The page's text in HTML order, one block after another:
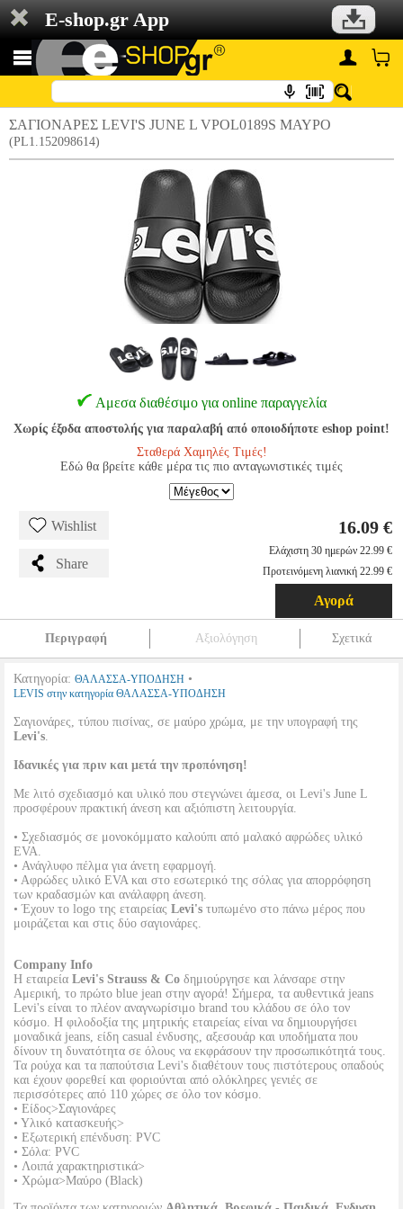
E-shop.gr App
ΣΑΓΙΟΝΑΡΕΣ LEVI'S JUNE L VPOL0189S ΜΑΥΡΟ
(PL1.152098614)
Αμεσα διαθέσιμο για online παραγγελία
Χωρίς έξοδα αποστολής για παραλαβή από οποιοδήποτε eshop point!
Σταθερά Χαμηλές Τιμές!
Εδώ θα βρείτε κάθε μέρα τις πιο ανταγωνιστικές τιμές
Wishlist
Share
16.09 €
Ελάχιστη 30 ημερών 22.99 €
Προτεινόμενη λιανική 22.99 €
Αγορά
Περιγραφή Αξιολόγηση Σχετικά
Κατηγορία: ΘΑΛΑΣΣΑ-ΥΠΟΔΗΣΗ •
LEVIS στην κατηγορία ΘΑΛΑΣΣΑ-ΥΠΟΔΗΣΗ
Σαγιονάρες, τύπου πισίνας, σε μαύρο χρώμα, με την υπογραφή της
Levi's.
Ιδανικές για πριν και μετά την προπόνηση!
Με λιτό σχεδιασμό και υλικό που στεγνώνει άμεσα, οι Levi's June L
προσφέρουν πρακτική άνεση και αξιόπιστη λειτουργία.
• Σχεδιασμός σε μονοκόμματο καλούπι από μαλακό αφρώδες υλικό
EVA.
• Ανάγλυφο πέλμα για άνετη εφαρμογή.
• Αφρώδες υλικό EVA και στο εσωτερικό της σόλας για απορρόφηση
των κραδασμών και ανάλαφρη άνεση.
• Έχουν το logo της εταιρείας Levi's τυπωμένο στο πάνω μέρος που
μοιράζεται και στις δύο σαγιονάρες.
Company Info
Η εταιρεία Levi's Strauss & Co δημιούργησε και λάνσαρε στην
Αμερική, το πρώτο blue jean στην αγορά! Σήμερα, τα αυθεντικά jeans
Levi's είναι το πλέον αναγνωρίσιμο brand του κλάδου σε όλο τον
κόσμο. Η φιλοδοξία της μητρικής εταιρείας είναι να δημιουργήσει
μοναδικά jeans, είδη casual ένδυσης, αξεσουάρ και υποδήματα που
δίνουν τη δυνατότητα σε όλους να εκφράσουν την προσωπικότητά τους.
Τα ρούχα και τα παπούτσια Levi's διαθέτουν τους πιστότερους οπαδούς
και έχουν φορεθεί και φοριούνται από ολόκληρες γενιές σε
περισσότερες από 110 χώρες σε όλο τον κόσμο.
• Είδος>Σαγιονάρες
• Υλικό κατασκευής>
• Εξωτερική επένδυση: PVC
• Σόλα: PVC
• Λοιπά χαρακτηριστικά>
• Χρώμα>Μαύρο (Black)